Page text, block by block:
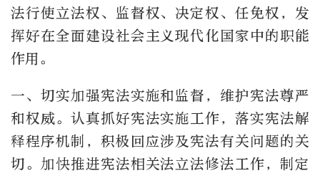
法行使立法权、监督权、决定权、任免权，发
挥好在全面建设社会主义现代化国家中的职能
作用。
一、切实加强宪法实施和监督，维护宪法尊严
和权威。认真抓好宪法实施工作，落实宪法解
释程序机制，积极回应涉及宪法有关问题的关
切。加快推进宪法相关法立法修法工作，制定